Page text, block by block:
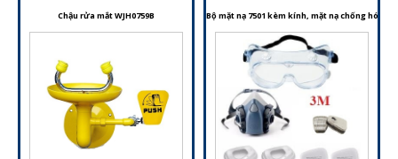
Chậu rửa mắt WJH0759B Bộ mặt nạ 7501 kèm kính, mặt nạ chống hóa